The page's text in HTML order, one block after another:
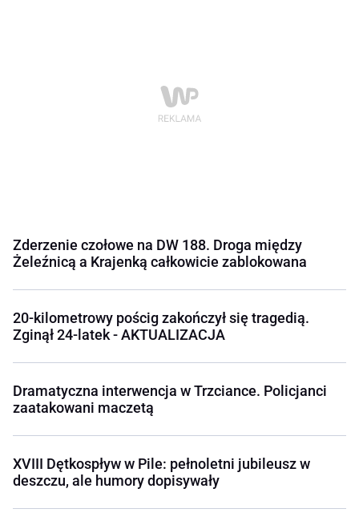
Zderzenie czołowe na DW 188. Droga między
Żeleźnicą a Krajenką całkowicie zablokowana
20-kilometrowy pościg zakończył się tragedią.
Zginął 24-latek - AKTUALIZACJA
Dramatyczna interwencja w Trzciance. Policjanci
zaatakowani maczetą
XVIII Dętkospływ w Pile: pełnoletni jubileusz w
deszczu, ale humory dopisywały